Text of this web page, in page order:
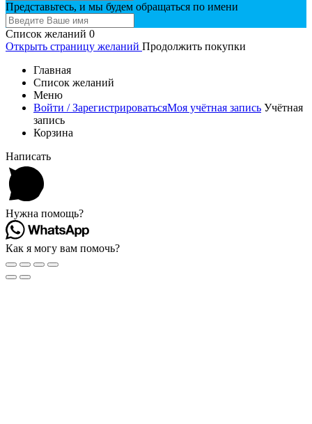
Представьтесь, и мы будем обращаться по имени
Список желаний 0
Открыть страницу желаний Продолжить покупки
Главная
Список желаний
Меню
Войти / ЗарегистрироватьсяМоя учётная запись Учётная
запись
Корзина
Написать
Нужна помощь?
Как я могу вам помочь?